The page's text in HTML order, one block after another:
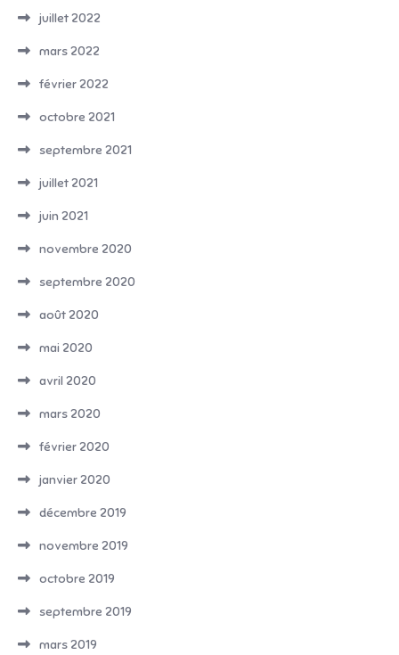
juillet 2022
mars 2022
février 2022
octobre 2021
septembre 2021
juillet 2021
juin 2021
novembre 2020
septembre 2020
août 2020
mai 2020
avril 2020
mars 2020
février 2020
janvier 2020
décembre 2019
novembre 2019
octobre 2019
septembre 2019
mars 2019